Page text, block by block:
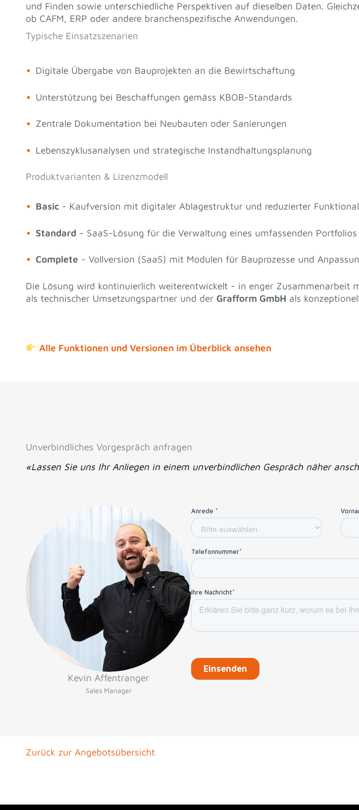
und Finden sowie unterschiedliche Perspektiven auf dieselben Daten.
ob CAFM, ERP oder andere branchenspezifische Anwendungen.
Typische Einsatzszenarien
Digitale Übergabe von Bauprojekten an die Bewirtschaftung
Unterstützung bei Beschaffungen gemäss KBOB-Standards
Zentrale Dokumentation bei Neubauten oder Sanierungen
Lebenszyklusanalysen und strategische Instandhaltungsplanung
Produktvarianten & Lizenzmodell
Basic - Kaufversion mit digitaler Ablagestruktur und reduzierter
Standard - SaaS-Lösung für die Verwaltung eines umfassenden Portfolios
Complete - Vollversion (SaaS) mit Modulen für Bauprozesse und
Die Lösung wird kontinuierlich weiterentwickelt - in enger Zusammenarbeit
als technischer Umsetzungspartner und der Grafform GmbH als
Alle Funktionen und Versionen im Überblick ansehen
Unverbindliches Vorgespräch anfragen
«Lassen Sie uns Ihr Anliegen in einem unverbindlichen Gespräch näher
Kevin Affentranger
Sales Manager
Zurück zur Angebotsübersicht